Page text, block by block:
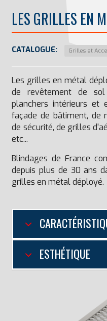
LES GRILLES EN
CATALOGUE: Grilles et
Les grilles en métal
de revêtement de
planchers intérieurs et
façade de bâtiment, de
de sécurité, de grilles
etc...
Blindages de France
depuis plus de 30 ans
grilles en métal déployé.
ESTHÉTIQUE